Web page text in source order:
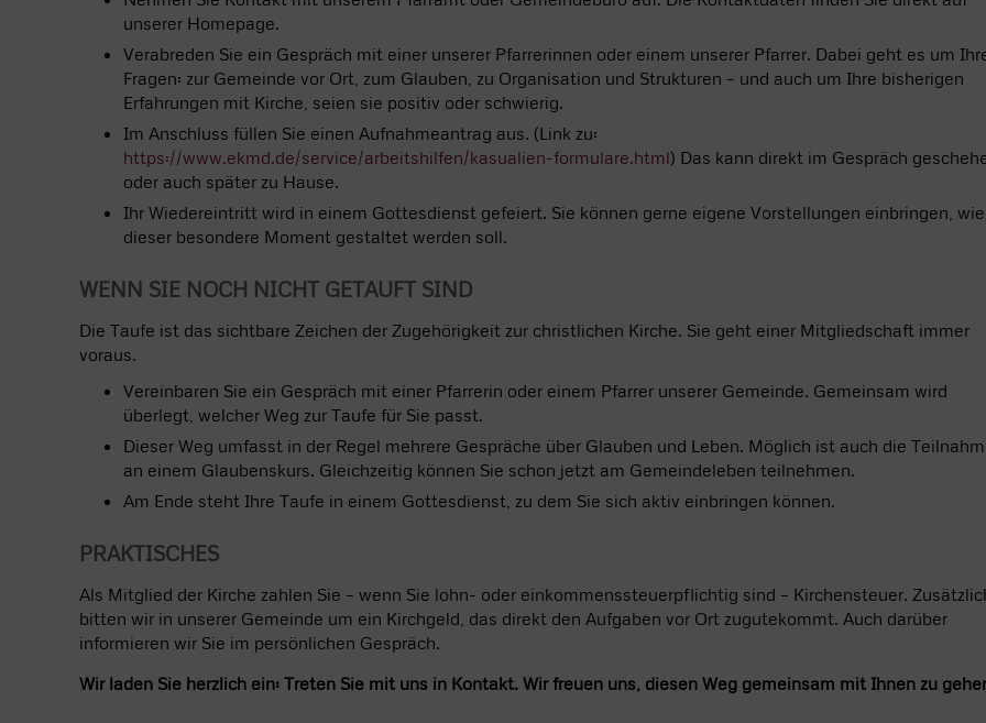
unserer Homepage.
Verabreden Sie ein Gespräch mit einer unserer Pfarrerinnen oder einem unserer Pfarrer. Dabei geht es um
Fragen: zur Gemeinde vor Ort, zum Glauben, zu Organisation und Strukturen – und auch um Ihre bisherigen
Erfahrungen mit Kirche, seien sie positiv oder schwierig.
Im Anschluss füllen Sie einen Aufnahmeantrag aus. (Link zu:
https://www.ekmd.de/service/arbeitshilfen/kasualien-formulare.html) Das kann direkt im Gespräch
oder auch später zu Hause.
Ihr Wiedereintritt wird in einem Gottesdienst gefeiert. Sie können gerne eigene Vorstellungen einbringen, wie
dieser besondere Moment gestaltet werden soll.
WENN SIE NOCH NICHT GETAUFT SIND
Die Taufe ist das sichtbare Zeichen der Zugehörigkeit zur christlichen Kirche. Sie geht einer Mitgliedschaft immer
voraus.
Vereinbaren Sie ein Gespräch mit einer Pfarrerin oder einem Pfarrer unserer Gemeinde. Gemeinsam wird
überlegt, welcher Weg zur Taufe für Sie passt.
Dieser Weg umfasst in der Regel mehrere Gespräche über Glauben und Leben. Möglich ist auch die
an einem Glaubenskurs. Gleichzeitig können Sie schon jetzt am Gemeindeleben teilnehmen.
Am Ende steht Ihre Taufe in einem Gottesdienst, zu dem Sie sich aktiv einbringen können.
PRAKTISCHES
Als Mitglied der Kirche zahlen Sie – wenn Sie lohn- oder einkommenssteuerpflichtig sind – Kirchensteuer.
bitten wir in unserer Gemeinde um ein Kirchgeld, das direkt den Aufgaben vor Ort zugutekommt. Auch darüber
informieren wir Sie im persönlichen Gespräch.
Wir laden Sie herzlich ein: Treten Sie mit uns in Kontakt. Wir freuen uns, diesen Weg gemeinsam mit Ihnen zu